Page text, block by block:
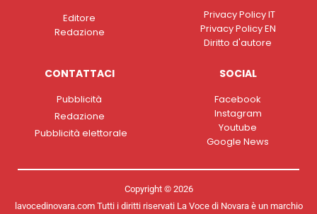
Editore
Redazione
Privacy Policy IT
Privacy Policy EN
Diritto d'autore
CONTATTACI
Pubblicità
Redazione
Pubblicità elettorale
SOCIAL
Facebook
Instagram
Youtube
Google News
Copyright © 2026
lavocedinovara.com Tutti i diritti riservati La Voce di Novara è un marchio